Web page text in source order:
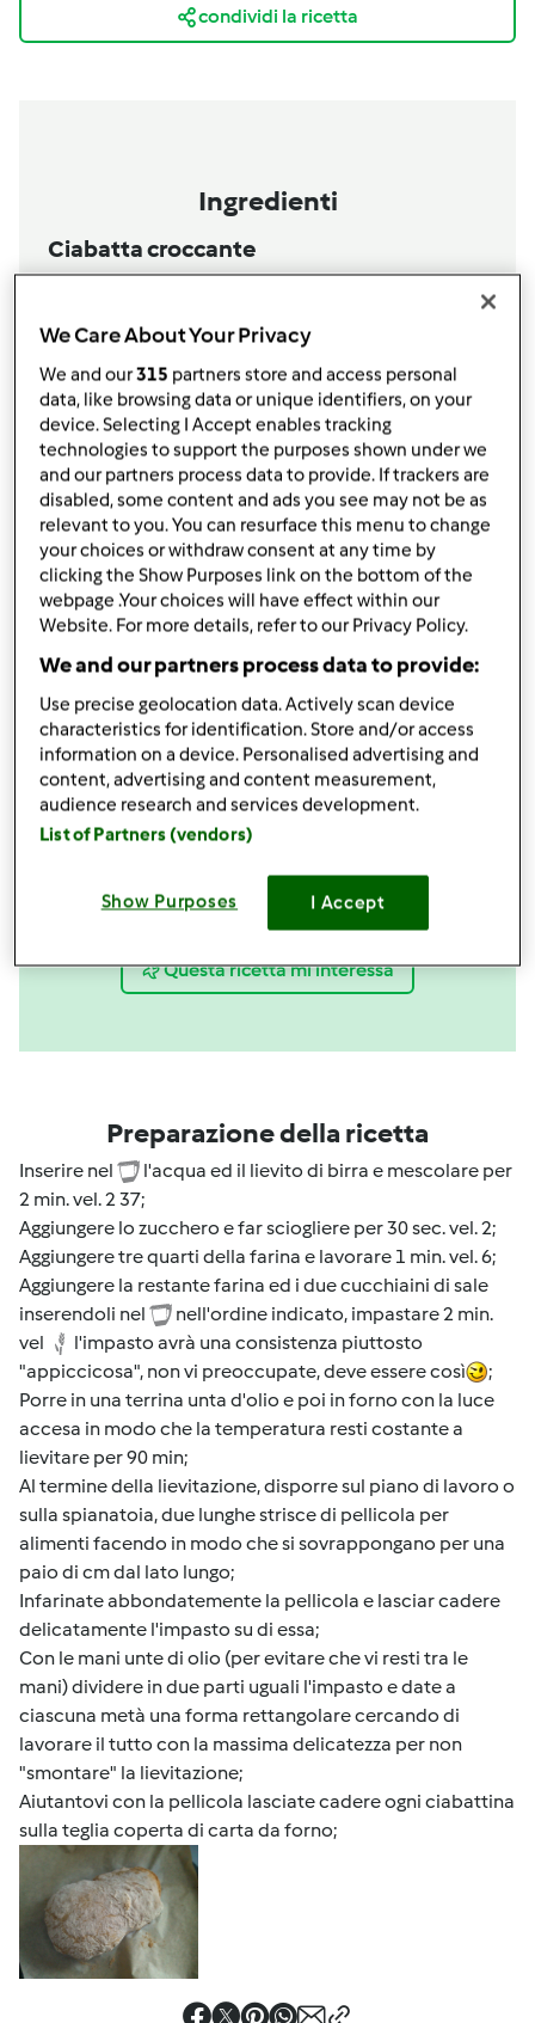
condividi la ricetta
Ingredienti
Ciabatta croccante
2cucchiainisale
500gfarina tipo 00,+ un po'
1cucchiainozucchero
Aggiungi alla lista della spesa
Accessori che ti serviranno
Spatola
acquista
Boccale Completo TM6
acquista
Condividi le tue attività
Questa ricetta mi interessa
Preparazione della ricetta
Inserire nel
l'acqua ed il lievito di birra e mescolare per
2 min. vel. 2 37;
Aggiungere lo zucchero e far sciogliere per 30 sec. vel. 2;
Aggiungere tre quarti della farina e lavorare 1 min. vel. 6;
Aggiungere la restante farina ed i due cucchiaini di sale
inserendoli nel
nell'ordine indicato, impastare 2 min.
vel
l'impasto avrà una consistenza piuttosto
"appiccicosa", non vi preoccupate, deve essere così
;
Porre in una terrina unta d'olio e poi in forno con la luce
accesa in modo che la temperatura resti costante a
lievitare per 90 min;
Al termine della lievitazione, disporre sul piano di lavoro o
sulla spianatoia, due lunghe strisce di pellicola per
alimenti facendo in modo che si sovrappongano per una
paio di cm dal lato lungo;
Infarinate abbondatemente la pellicola e lasciar cadere
delicatamente l'impasto su di essa;
Con le mani unte di olio (per evitare che vi resti tra le
mani) dividere in due parti uguali l'impasto e date a
ciascuna metà una forma rettangolare cercando di
lavorare il tutto con la massima delicatezza per non
"smontare" la lievitazione;
Aiutantovi con la pellicola lasciate cadere ogni ciabattina
sulla teglia coperta di carta da forno;
We Care About Your Privacy
We and our315 partners store and access personal
data, like browsing data or unique identifiers, on your
device. Selecting I Accept enables tracking
technologies to support the purposes shown under we
and our partners process data to provide. If trackers are
disabled, some content and ads you see may not be as
relevant to you. You can resurface this menu to change
your choices or withdraw consent at any time by
clicking the Show Purposes link on the bottom of the
webpage .Your choices will have effect within our
Website. For more details, refer to our Privacy Policy.
We and our partners process data to provide:
Use precise geolocation data. Actively scan device
characteristics for identification. Store and/or access
information on a device. Personalised advertising and
content, advertising and content measurement,
audience research and services development.
List of Partners (vendors)
Show Purposes I Accept